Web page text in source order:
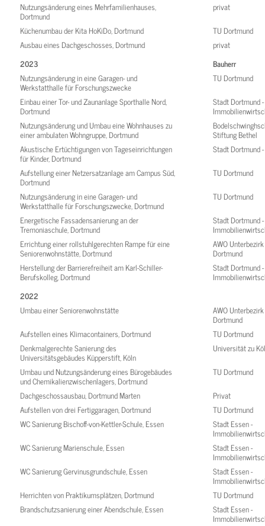
Nutzungsänderung eines Mehrfamilienhauses,
Dortmund
privat
Küchenumbau der Kita HoKiDo, Dortmund
TU Dortmund
Ausbau eines Dachgeschosses, Dortmund
privat
2023
Bauherr
Nutzungsänderung in eine Garagen- und
Werkstatthalle für Forschungszwecke
TU Dortmund
Einbau einer Tor- und Zaunanlage Sporthalle Nord,
Dortmund
Stadt Dortmund -
Nutzungsänderung und Umbau eine Wohnhauses zu
einer ambulaten Wohngruppe, Dortmund
Stiftung Bethel
Akustische Ertüchtigungen von Tageseinrichtungen
für Kinder, Dortmund
Stadt Dortmund
Aufstellung einer Netzersatzanlage am Campus Süd,
Dortmund
TU Dortmund
Nutzungsänderung in eine Garagen- und
Werkstatthalle für Forschungszwecke, Dortmund
TU Dortmund
Energetische Fassadensanierung an der
Tremoniaschule, Dortmund
Stadt Dortmund -
Errichtung einer rollstuhlgerechten Rampe für eine
Seniorenwohnstätte, Dortmund
AWO Unterbezirk
Dortmund
Herstellung der Barrierefreiheit am Karl-Schiller-
Berufskolleg, Dortmund
Stadt Dortmund -
2022
Umbau einer Seniorenwohnstätte
AWO Unterbezirk
Dortmund
Aufstellen eines Klimacontainers, Dortmund
TU Dortmund
Denkmalgerechte Sanierung des
Universitätsgebäudes Küpperstift, Köln
Universität zu
Umbau und Nutzungsänderung eines Bürogebäudes
und Chemikalienzwischenlagers, Dortmund
TU Dortmund
Dachgeschossausbau, Dortmund Marten
Privat
Aufstellen von drei Fertiggaragen, Dortmund
TU Dortmund
WC Sanierung Bischoff-von-Kettler-Schule, Essen
Stadt Essen -
WC Sanierung Marienschule, Essen
Stadt Essen -
WC Sanierung Gervinusgrundschule, Essen
Stadt Essen -
Herrichten von Praktikumsplätzen, Dortmund
TU Dortmund
Brandschutzsanierung einer Abendschule, Essen
Stadt Essen -